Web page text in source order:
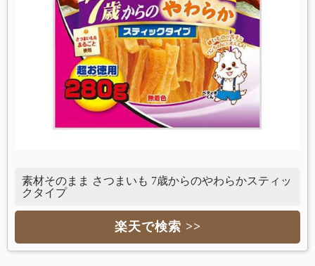
素材そのまま さつまいも 7歳からのやわらかスティッ
クタイプ
楽天で検索 >>